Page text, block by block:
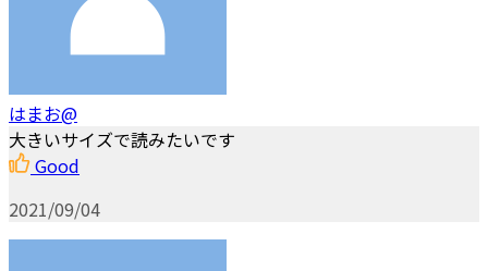
はまお@
大きいサイズで読みたいです
Good
2021/09/04